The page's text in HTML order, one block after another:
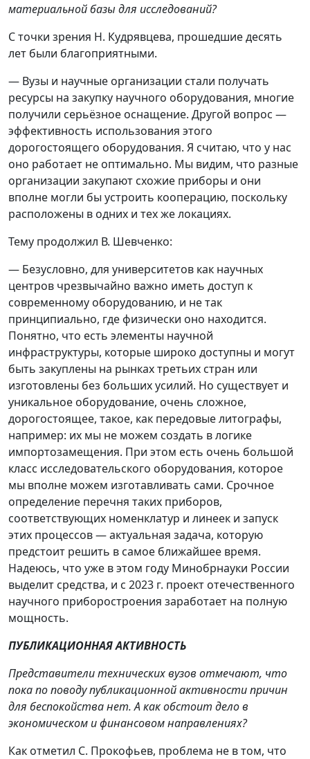
материальной базы для исследований?
С точки зрения Н. Кудрявцева, прошедшие десять
лет были благоприятными.
— Вузы и научные организации стали получать
ресурсы на закупку научного оборудования, многие
получили серьёзное оснащение. Другой вопрос —
эффективность использования этого
дорогостоящего оборудования. Я считаю, что у нас
оно работает не оптимально. Мы видим, что разные
организации закупают схожие приборы и они
вполне могли бы устроить кооперацию, поскольку
расположены в одних и тех же локациях.
Тему продолжил В. Шевченко:
— Безусловно, для университетов как научных
центров чрезвычайно важно иметь доступ к
современному оборудованию, и не так
принципиально, где физически оно находится.
Понятно, что есть элементы научной
инфраструктуры, которые широко доступны и могут
быть закуплены на рынках третьих стран или
изготовлены без больших усилий. Но существует и
уникальное оборудование, очень сложное,
дорогостоящее, такое, как передовые литографы,
например: их мы не можем создать в логике
импортозамещения. При этом есть очень большой
класс исследовательского оборудования, которое
мы вполне можем изготавливать сами. Срочное
определение перечня таких приборов,
соответствующих номенклатур и линеек и запуск
этих процессов — актуальная задача, которую
предстоит решить в самое ближайшее время.
Надеюсь, что уже в этом году Минобрнауки России
выделит средства, и с 2023 г. проект отечественного
научного приборостроения заработает на полную
мощность.
ПУБЛИКАЦИОННАЯ АКТИВНОСТЬ
Представители технических вузов отмечают, что
пока по поводу публикационной активности причин
для беспокойства нет. А как обстоит дело в
экономическом и финансовом направлениях?
Как отметил С. Прокофьев, проблема не в том, что